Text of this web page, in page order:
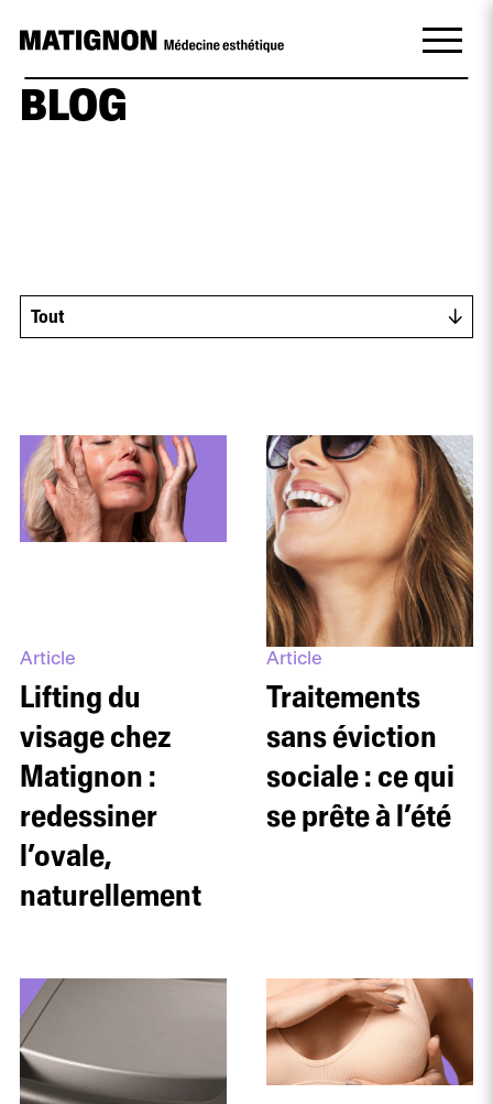
BLOG
Tout
Article
Lifting du
visage chez
Matignon :
redessiner
l’ovale,
naturellement
Article
Traitements
sans éviction
sociale : ce qui
se prête à l’été